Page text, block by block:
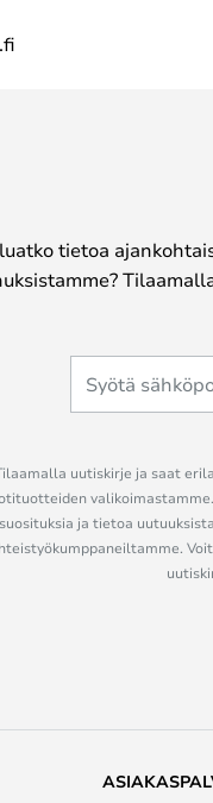
tietoa
uutiskirje ja saat
ja tietoa